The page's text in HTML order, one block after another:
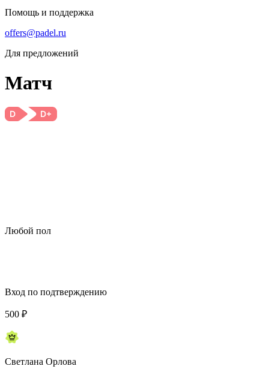
Помощь и поддержка
offers@padel.ru
Для предложений
Матч
Любой пол
Вход по подтверждению
500 ₽
Светлана Орлова